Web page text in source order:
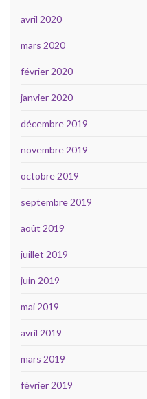
avril 2020
mars 2020
février 2020
janvier 2020
décembre 2019
novembre 2019
octobre 2019
septembre 2019
août 2019
juillet 2019
juin 2019
mai 2019
avril 2019
mars 2019
février 2019